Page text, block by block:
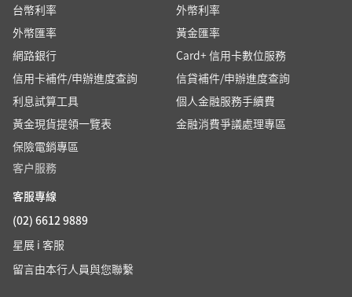
台幣利率
外幣利率
外幣匯率
黃金匯率
網路銀行
Card+ 信用卡數位服務
信用卡補件/申辦進度查詢
信貸補件/申辦進度查詢
利息試算工具
個人金融服務手續費
黃金現貨提領一覽表
金融消費爭議處理專區
保險電銷專區
客户服務
客服專線
(02) 6612 9889
星展 i 客服
留言由本行人員與您聯繫